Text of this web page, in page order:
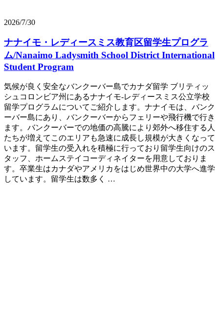
2026/7/30
ナナイモ・レディースミス教育区留学生プログラ
ム/Nanaimo Ladysmith School District International
Student Program
気候が良く安全なバンクーバー島でカナダ留学 ブリティッ
シュコロンビア州にあるナナイモ-レディースミス公立学校
留学プログラムについてご紹介します。ナナイモは、バンク
ーバー島にあり、バンクーバーからフェリーや飛行機で行き
ます。バンクーバーでの地価の高騰により郊外へ移住する人
たちが増えてこのエリアも急速に成長し規模が大きくなって
います。留学生の受入れを積極に行っており留学生向けのス
タッフ、ホームステイコーディネイターを用意しておりま
す。卒業生はカナダやアメリカをはじめ世界中の大学へ進学
しています。留学生は数多く …